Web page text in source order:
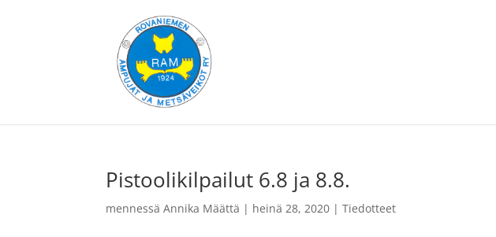
Pistoolikilpailut 6.8 ja 8.8.
mennessäAnnika Määttä | heinä 28, 2020 |Tiedotteet